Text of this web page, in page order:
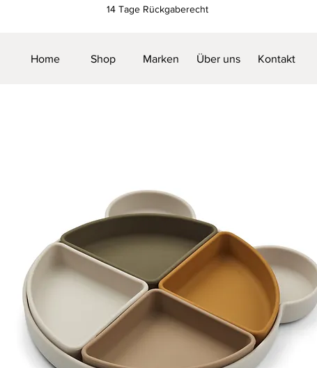
14 Tage Rückgaberecht
Home Shop Marken Über uns Kontakt